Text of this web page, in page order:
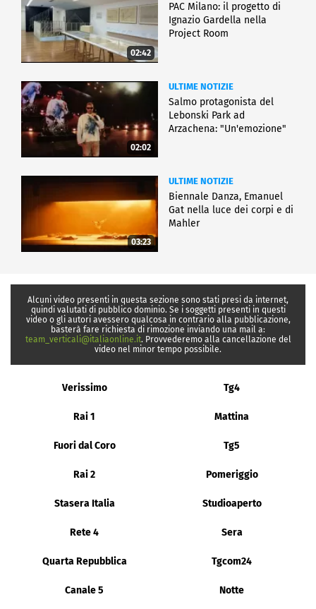
02:42
PAC Milano: il progetto di
Ignazio Gardella nella
Project Room
02:02
ULTIME NOTIZIE
Salmo protagonista del
Lebonski Park ad
Arzachena: "Un'emozione"
03:23
ULTIME NOTIZIE
Biennale Danza, Emanuel
Gat nella luce dei corpi e di
Mahler
Alcuni video presenti in questa sezione sono stati presi da internet,
quindi valutati di pubblico dominio. Se i soggetti presenti in questi
video o gli autori avessero qualcosa in contrario alla pubblicazione,
basterà fare richiesta di rimozione inviando una mail a:
team_verticali@italiaonline.it. Provvederemo alla cancellazione del
video nel minor tempo possibile.
Verissimo Tg4
Rai 1 Mattina
Fuori dal Coro Tg5
Rai 2 Pomeriggio
Stasera Italia Studioaperto
Rete 4 Sera
Quarta Repubblica Tgcom24
Canale 5 Notte